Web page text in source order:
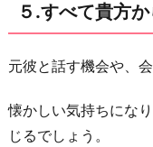
５.すべて貴方
元彼と話す機会や、
懐かしい気持ちにな
じるでしょう。